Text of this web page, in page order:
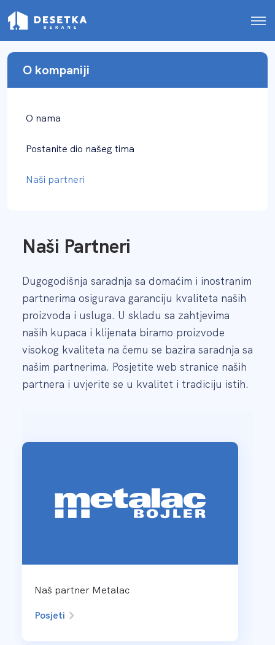
O kompaniji
O nama
Postanite dio našeg tima
Naši partneri
Naši Partneri
Dugogodišnja saradnja sa domaćim i inostranim
partnerima osigurava garanciju kvaliteta naših
proizvoda i usluga. U skladu sa zahtjevima
naših kupaca i klijenata biramo proizvode
visokog kvaliteta na čemu se bazira saradnja sa
našim partnerima. Posjetite web stranice naših
partnera i uvjerite se u kvalitet i tradiciju istih.
Naš partner Metalac
Posjeti